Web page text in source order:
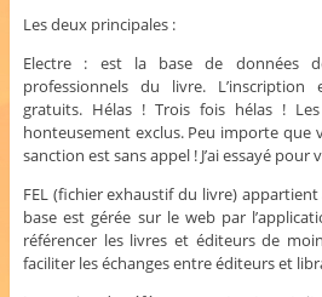
Les deux principales :
Electre : est la base de données
professionnels du livre.
gratuits. Hélas ! Trois fois hélas !
honteusement exclus. Peu importe que
sanction est sans appel ! J’ai essayé pour
FEL (fichier exhaustif du livre)
base est gérée sur le web par
référencer les livres et éditeurs de
faciliter les échanges entre éditeurs et